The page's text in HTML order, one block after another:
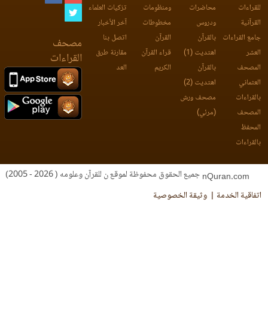
القراءات
محاضرات
ودروس
بالقرآن
اهتديت (1)
بالقرآن
اهتديت (2)
مصحف ورش
(مرئي)
ومنظومات
مخطوطات
القرآن
قراء القرآن
الكريم
تزكيات العلماء
آخر الأخبار
اتصل بنا
مقارنة طرق
مصحف
القراءات
جميع الحقوق محفوظة لموقع ن للقرآن وعلومه ( 2026 - 2005)
الخدمة
وثيقة الخصوصية